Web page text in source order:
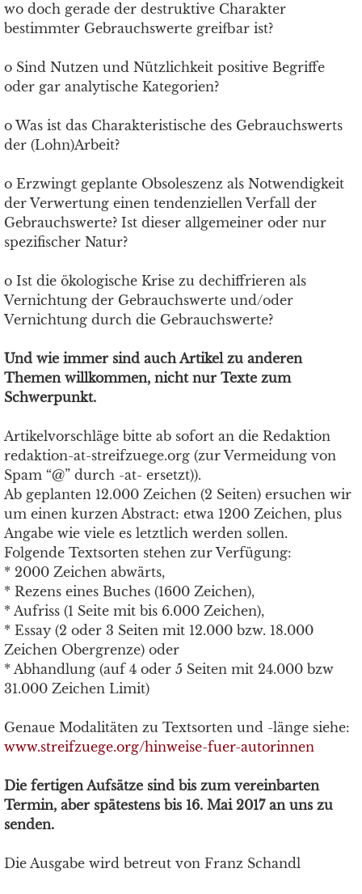
wo doch gerade der destruktive Charakter
bestimmter Gebrauchswerte greifbar ist?
o Sind Nutzen und Nützlichkeit positive Begriffe
oder gar analytische Kategorien?
o Was ist das Charakteristische des Gebrauchswerts
der (Lohn)Arbeit?
o Erzwingt geplante Obsoleszenz als Notwendigkeit
der Verwertung einen tendenziellen Verfall der
Gebrauchswerte? Ist dieser allgemeiner oder nur
spezifischer Natur?
o Ist die ökologische Krise zu dechiffrieren als
Vernichtung der Gebrauchswerte und/oder
Vernichtung durch die Gebrauchswerte?
Und wie immer sind auch Artikel zu anderen
Themen willkommen, nicht nur Texte zum
Schwerpunkt.
Artikelvorschläge bitte ab sofort an die Redaktion
redaktion-at-streifzuege.org (zur Vermeidung von
Spam “@” durch -at- ersetzt)).
Ab geplanten 12.000 Zeichen (2 Seiten) ersuchen wir
um einen kurzen Abstract: etwa 1200 Zeichen, plus
Angabe wie viele es letztlich werden sollen.
Folgende Textsorten stehen zur Verfügung:
* 2000 Zeichen abwärts,
* Rezens eines Buches (1600 Zeichen),
* Aufriss (1 Seite mit bis 6.000 Zeichen),
* Essay (2 oder 3 Seiten mit 12.000 bzw. 18.000
Zeichen Obergrenze) oder
* Abhandlung (auf 4 oder 5 Seiten mit 24.000 bzw
31.000 Zeichen Limit)
Genaue Modalitäten zu Textsorten und -länge siehe:
www.streifzuege.org/hinweise-fuer-autorinnen
Die fertigen Aufsätze sind bis zum vereinbarten
Termin, aber spätestens bis 16. Mai 2017 an uns zu
senden.
Die Ausgabe wird betreut von Franz Schandl